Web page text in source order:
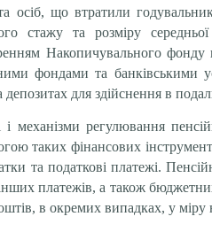
осіб, що втратили
стажу та розміру
Накопичувального
фондами та банківськими
депозитах для здійснення в
механізми регулювання
таких фінансових
та податкові платежі.
платежів, а також
в окремих випадках, у